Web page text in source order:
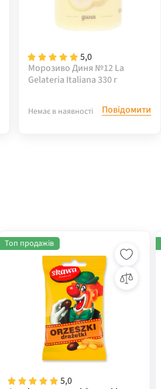
5,0
Морозиво Диня №12 La
Gelateria Italiana 330 г
Немає в наявності Повідомити
5,0
Топ продажів